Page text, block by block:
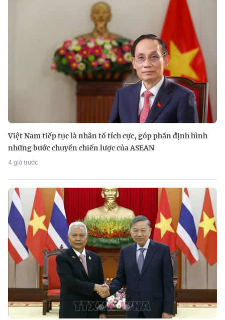
Việt Nam tiếp tục là nhân tố tích cực, góp phần định hình
những bước chuyển chiến lược của ASEAN
4 giờ trước